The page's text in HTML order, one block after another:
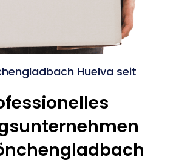
Huelva seit